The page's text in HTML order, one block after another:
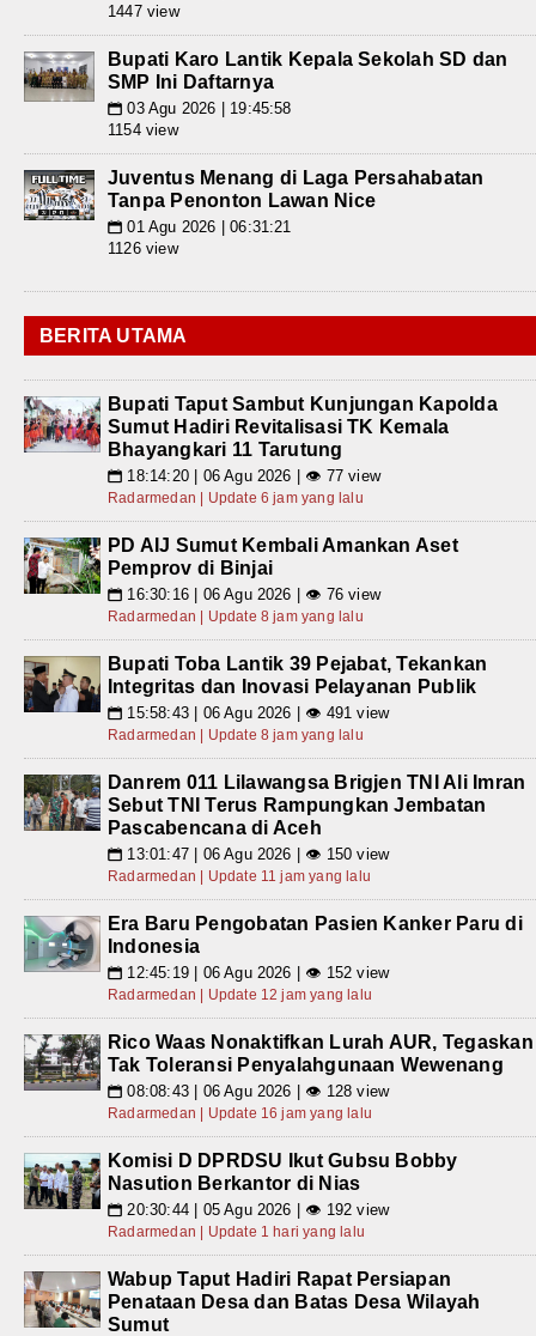
1447 view
Bupati Karo Lantik Kepala Sekolah SD dan
SMP Ini Daftarnya
📅 03 Agu 2026 | 19:45:58
1154 view
Juventus Menang di Laga Persahabatan
Tanpa Penonton Lawan Nice
📅 01 Agu 2026 | 06:31:21
1126 view
BERITA UTAMA
Bupati Taput Sambut Kunjungan Kapolda
Sumut Hadiri Revitalisasi TK Kemala
Bhayangkari 11 Tarutung
📅 18:14:20 | 06 Agu 2026 | 👁 77 view
Radarmedan | Update 6 jam yang lalu
PD AIJ Sumut Kembali Amankan Aset
Pemprov di Binjai
📅 16:30:16 | 06 Agu 2026 | 👁 76 view
Radarmedan | Update 8 jam yang lalu
Bupati Toba Lantik 39 Pejabat, Tekankan
Integritas dan Inovasi Pelayanan Publik
📅 15:58:43 | 06 Agu 2026 | 👁 491 view
Radarmedan | Update 8 jam yang lalu
Danrem 011 Lilawangsa Brigjen TNI Ali Imran
Sebut TNI Terus Rampungkan Jembatan
Pascabencana di Aceh
📅 13:01:47 | 06 Agu 2026 | 👁 150 view
Radarmedan | Update 11 jam yang lalu
Era Baru Pengobatan Pasien Kanker Paru di
Indonesia
📅 12:45:19 | 06 Agu 2026 | 👁 152 view
Radarmedan | Update 12 jam yang lalu
Rico Waas Nonaktifkan Lurah AUR, Tegaskan
Tak Toleransi Penyalahgunaan Wewenang
📅 08:08:43 | 06 Agu 2026 | 👁 128 view
Radarmedan | Update 16 jam yang lalu
Komisi D DPRDSU Ikut Gubsu Bobby
Nasution Berkantor di Nias
📅 20:30:44 | 05 Agu 2026 | 👁 192 view
Radarmedan | Update 1 hari yang lalu
Wabup Taput Hadiri Rapat Persiapan
Penataan Desa dan Batas Desa Wilayah
Sumut